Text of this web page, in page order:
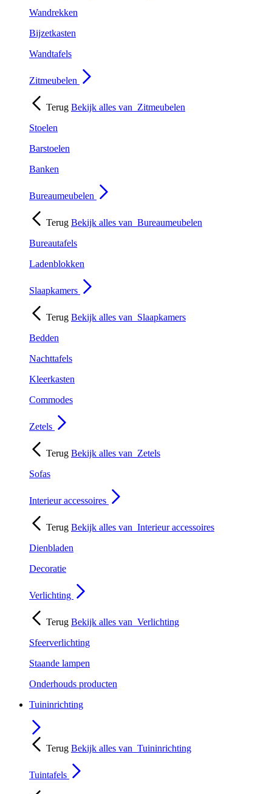
Wandrekken
Bijzetkasten
Wandtafels
Zitmeubelen
Terug Bekijk alles van Zitmeubelen
Stoelen
Barstoelen
Banken
Bureaumeubelen
Terug Bekijk alles van Bureaumeubelen
Bureautafels
Ladenblokken
Slaapkamers
Terug Bekijk alles van Slaapkamers
Bedden
Nachttafels
Kleerkasten
Commodes
Zetels
Terug Bekijk alles van Zetels
Sofas
Interieur accessoires
Terug Bekijk alles van Interieur accessoires
Dienbladen
Decoratie
Verlichting
Terug Bekijk alles van Verlichting
Sfeerverlichting
Staande lampen
Onderhouds producten
Tuininrichting
Terug Bekijk alles van Tuininrichting
Tuintafels